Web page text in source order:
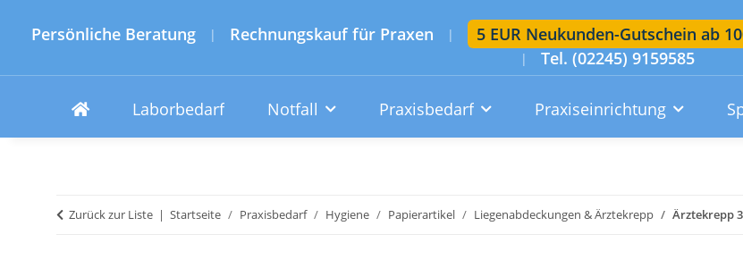
Persönliche Beratung | Rechnungskauf für Praxen | 5 EUR Neukunden-Gutschein ab
| Tel. (02245) 9159585
Laborbedarf Notfall Praxisbedarf Praxiseinrichtung
Konto
Wunschzettel Warenkorb
Zurück zur Liste Startseite Praxisbedarf Hygiene Papierartikel Liegenabdeckungen & Ärztekrepp Ärztekrepp